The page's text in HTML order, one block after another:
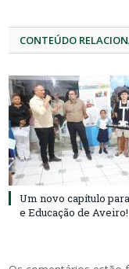
CONTEÚDO
Um novo capítulo
e Educação de Aveiro!